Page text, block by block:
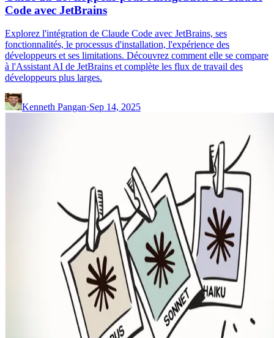
Code avec JetBrains
Explorez l'intégration de Claude Code avec JetBrains, ses
fonctionnalités, le processus d'installation, l'expérience des
développeurs et ses limitations. Découvrez comment elle se compare
à l'Assistant AI de JetBrains et complète les flux de travail des
développeurs plus larges.
Kenneth Pangan·Sep 14, 2025